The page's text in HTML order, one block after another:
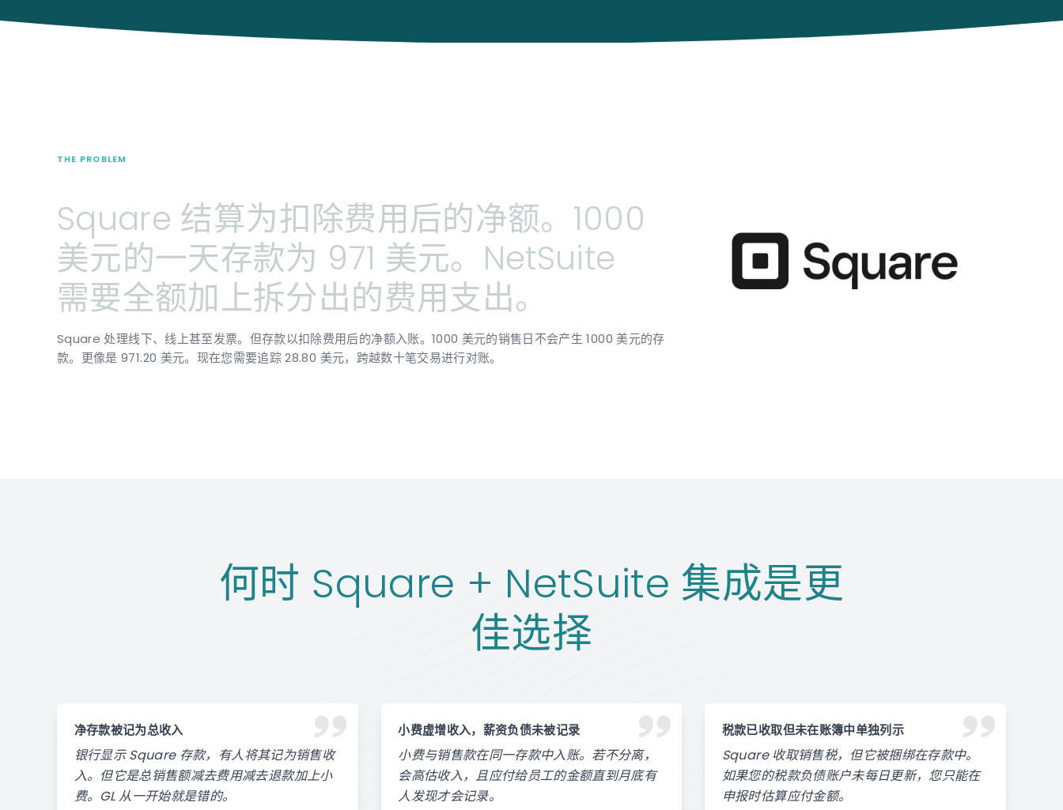
THE PROBLEM
Square 结算为扣除费用后的净额。1000
美元的一天存款为 971 美元。NetSuite
需要全额加上拆分出的费用支出。
Square 处理线下、线上甚至发票。但存款以扣除费用后的净额入账。1000 美元的销售日不会产生 1000 美元的存
款。更像是 971.20 美元。现在您需要追踪 28.80 美元，跨越数十笔交易进行对账。
何时 Square + NetSuite 集成是更
佳选择
净存款被记为总收入
银行显示 Square 存款，有人将其记为销售收
入。但它是总销售额减去费用减去退款加上小
费。GL 从一开始就是错的。
小费虚增收入，薪资负债未被记录
小费与销售款在同一存款中入账。若不分离，
会高估收入，且应付给员工的金额直到月底有
人发现才会记录。
税款已收取但未在账簿中单独列示
Square 收取销售税，但它被捆绑在存款中。
如果您的税款负债账户未每日更新，您只能在
申报时估算应付金额。